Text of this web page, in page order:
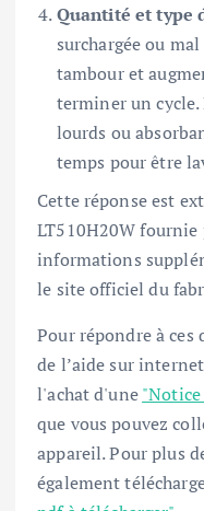
Quantité et type
surchargée ou
tambour et
terminer un cycle.
lourds ou
temps pour être
Cette réponse est
LT510H20W fournie
informations
le site officiel du
Pour répondre à ces
de l’aide sur
l'achat d'une
que vous pouvez
appareil. Pour plus
également